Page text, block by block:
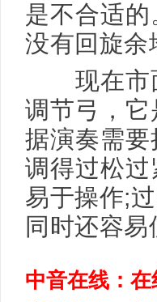
是不合适
没有回旋余
现在市面
调节弓，
据演奏需
调得过松
易于操作;
同时还容易
中音在线：